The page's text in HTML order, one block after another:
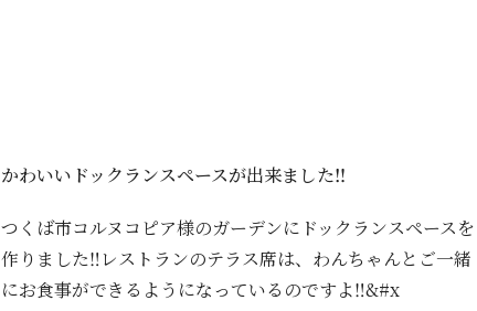
かわいいドックランスペースが出来ました‼️
つくば市コルヌコピア様のガーデンにドックランスペースを
作りました‼️レストランのテラス席は、わんちゃんとご一緒
にお食事ができるようになっているのですよ‼&#x